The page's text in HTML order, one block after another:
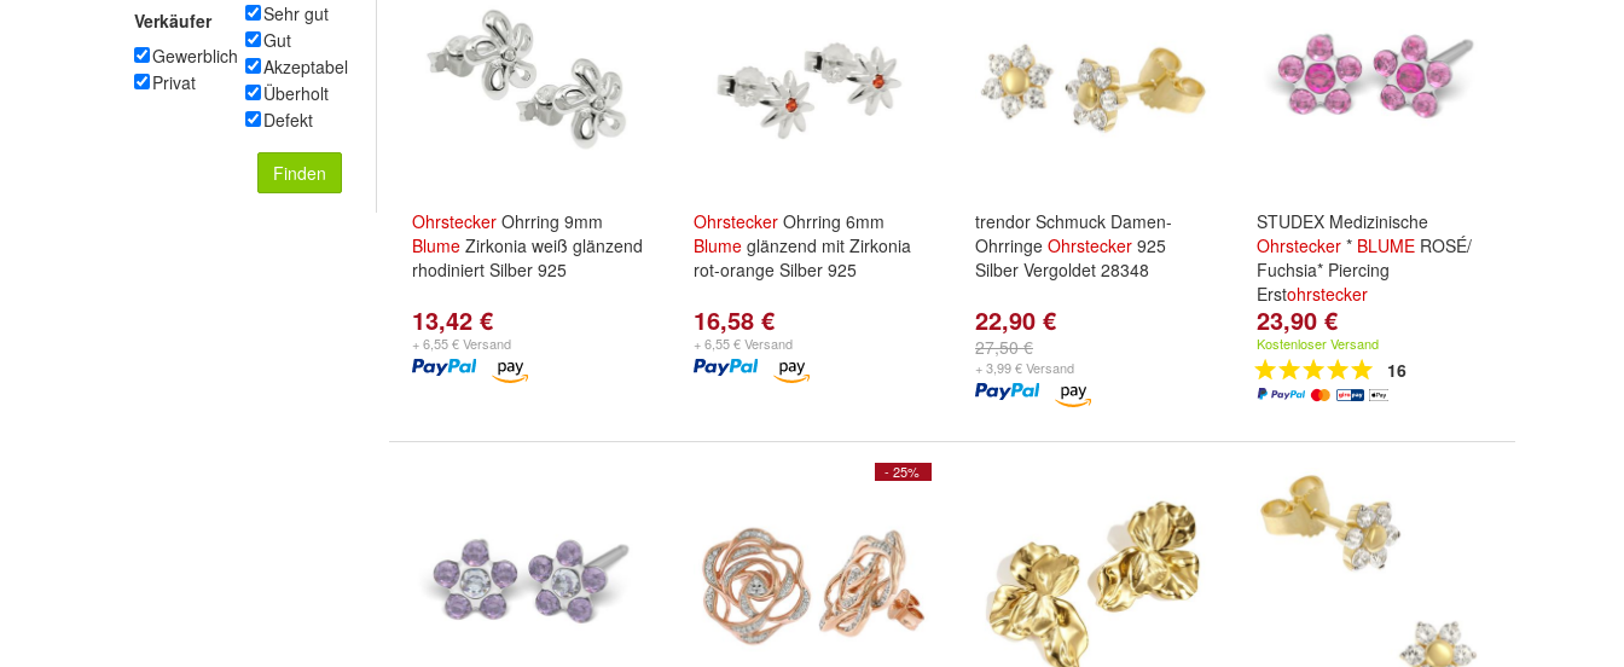
Verkäufer
Gewerblich
Privat
Sehr gut
Gut
Akzeptabel
Überholt
Defekt
Finden
Ohrstecker Ohrring 9mm
Blume Zirkonia weiß glänzend
rhodiniert Silber 925
13,42 €
+ 6,55 € Versand
Ohrstecker Ohrring 6mm
Blume glänzend mit Zirkonia
rot-orange Silber 925
16,58 €
+ 6,55 € Versand
trendor Schmuck Damen-
Ohrringe Ohrstecker 925
Silber Vergoldet 28348
22,90 €
27,50 €
+ 3,99 € Versand
STUDEX Medizinische
Ohrstecker * BLUME ROSÉ/
Fuchsia* Piercing
Erstohrstecker
23,90 €
Kostenloser Versand
16
- 25%